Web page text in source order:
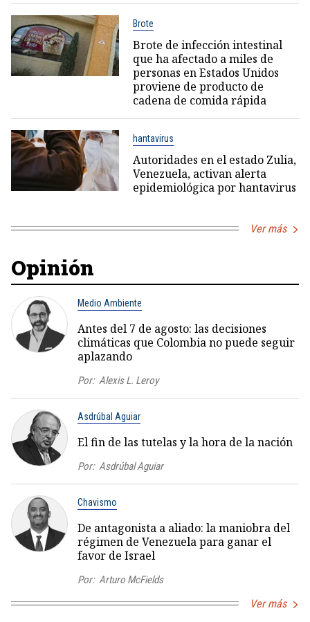
Brote
Brote de infección intestinal
que ha afectado a miles de
personas en Estados Unidos
proviene de producto de
cadena de comida rápida
hantavirus
Autoridades en el estado Zulia,
Venezuela, activan alerta
epidemiológica por hantavirus
Ver más
Opinión
Medio Ambiente
Antes del 7 de agosto: las decisiones
climáticas que Colombia no puede seguir
aplazando
Por: Alexis L. Leroy
Asdrúbal Aguiar
El fin de las tutelas y la hora de la nación
Por: Asdrúbal Aguiar
Chavismo
De antagonista a aliado: la maniobra del
régimen de Venezuela para ganar el
favor de Israel
Por: Arturo McFields
Ver más